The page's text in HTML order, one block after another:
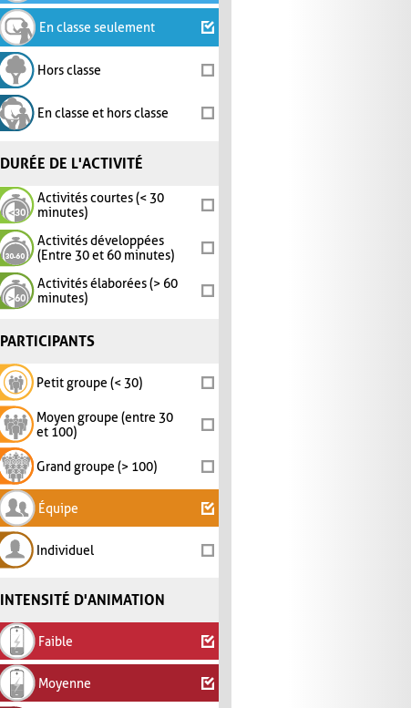
En classe seulement
Hors classe
En classe et hors classe
DURÉE DE L'ACTIVITÉ
Activités courtes (< 30
minutes)
Activités développées
(Entre 30 et 60 minutes)
Activités élaborées (> 60
minutes)
PARTICIPANTS
Petit groupe (< 30)
Moyen groupe (entre 30
et 100)
Grand groupe (> 100)
Équipe
Individuel
INTENSITÉ D'ANIMATION
Faible
Moyenne